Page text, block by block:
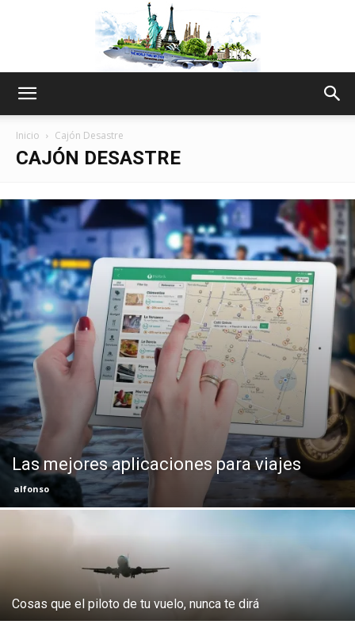
Thru
My
Eyes
Inicio Cajón Desastre
CAJÓN DESASTRE
Las mejores aplicaciones para viajes
alfonso
Cosas que el piloto de tu vuelo, nunca te dirá